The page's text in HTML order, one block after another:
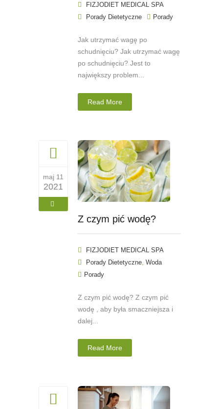
FIZJODIET MEDICAL SPA
Porady Dietetyczne
Porady
Jak utrzymać wagę po
schudnięciu? Jak utrzymać wagę
po schudnięciu? Jest to
największy problem...
Read More
maj 11
2021
Z czym pić wodę?
FIZJODIET MEDICAL SPA
Porady Dietetyczne, Woda
Porady
Z czym pić wodę? Z czym pić
wodę , aby była smaczniejsza i
dalej...
Read More